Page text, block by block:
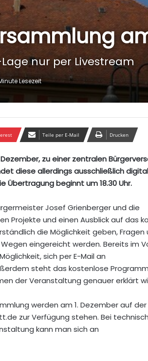
nur per Livestream
Lesezeit
Teile per E-Mail Drucken
zu einer zentralen
diese allerdings ausschließlich
Übertragung beginnt um 18.30 Uhr.
Josef Grienberger und die
Projekte und einen Ausblick auf das
die Möglichkeit geben, Fragen
eingereicht werden. Bereits im
sich per E-Mail an
steht das kostenlose Programm
der Veranstaltung genauer erklärt
werden am 1. Dezember auf der
zur Verfügung stehen. Bei
kann man sich an